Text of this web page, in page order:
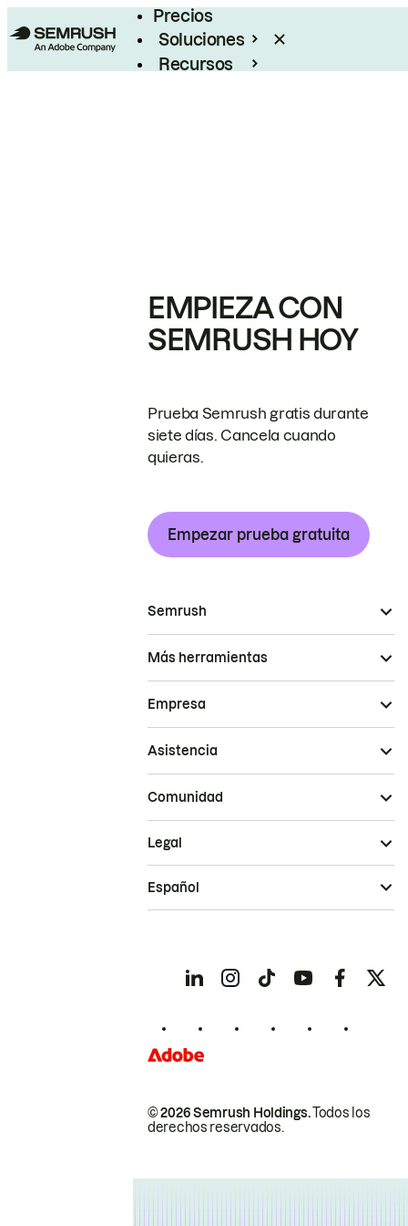
Precios
Soluciones
Recursos
EMPIEZA CON
SEMRUSH HOY
Prueba Semrush gratis durante
siete días. Cancela cuando
quieras.
Empezar prueba gratuita
Semrush
Más herramientas
Empresa
Asistencia
Comunidad
© 2026 Semrush Holdings.Todos los
derechos reservados.
Legal
Español